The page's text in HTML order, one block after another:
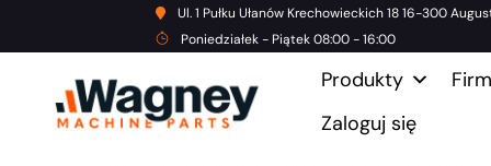
Ul. 1 Pułku Ułanów Krechowieckich 18 16-300
Poniedziałek - Piątek 08:00 - 16:00
Produkty
Zaloguj się